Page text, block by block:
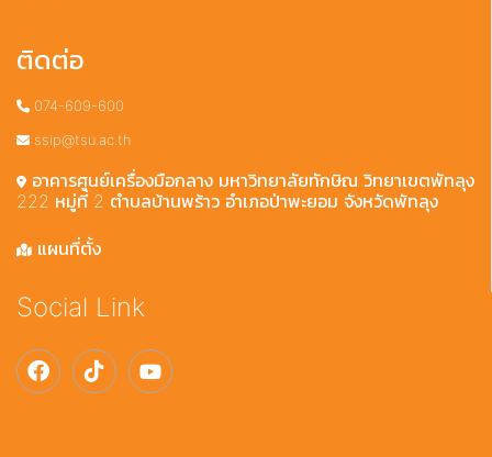
ติดต่อ
074-609-600
ssip@tsu.ac.th
อาคารศูนย์เครื่องมือกลาง มหาวิทยาลัยทักษิณ วิทยาเขตพัทลุง
222 หมู่ที่ 2 ตำบลบ้านพร้าว อำเภอป่าพะยอม จังหวัดพัทลุง
แผนที่ตั้ง
Social Link